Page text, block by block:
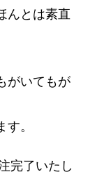
んとは素直
がいてもが
。
完了いたし